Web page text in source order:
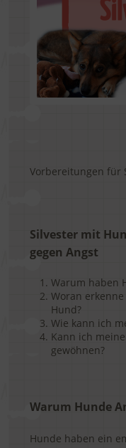
Vorbereitungen für
Silvester mit
gegen Angst
Warum haben
Woran
Hund?
Wie kann ich
Kann ich
gewöhnen?
Warum Hunde
Hunde haben ein